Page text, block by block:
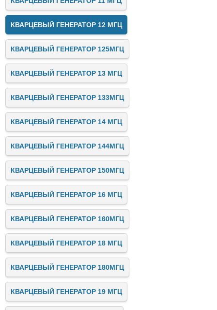
КВАРЦЕВЫЙ ГЕНЕРАТОР 12 МГЦ
КВАРЦЕВЫЙ ГЕНЕРАТОР 125МГЦ
КВАРЦЕВЫЙ ГЕНЕРАТОР 13 МГЦ
КВАРЦЕВЫЙ ГЕНЕРАТОР 133МГЦ
КВАРЦЕВЫЙ ГЕНЕРАТОР 14 МГЦ
КВАРЦЕВЫЙ ГЕНЕРАТОР 144МГЦ
КВАРЦЕВЫЙ ГЕНЕРАТОР 150МГЦ
КВАРЦЕВЫЙ ГЕНЕРАТОР 16 МГЦ
КВАРЦЕВЫЙ ГЕНЕРАТОР 160МГЦ
КВАРЦЕВЫЙ ГЕНЕРАТОР 18 МГЦ
КВАРЦЕВЫЙ ГЕНЕРАТОР 180МГЦ
КВАРЦЕВЫЙ ГЕНЕРАТОР 19 МГЦ